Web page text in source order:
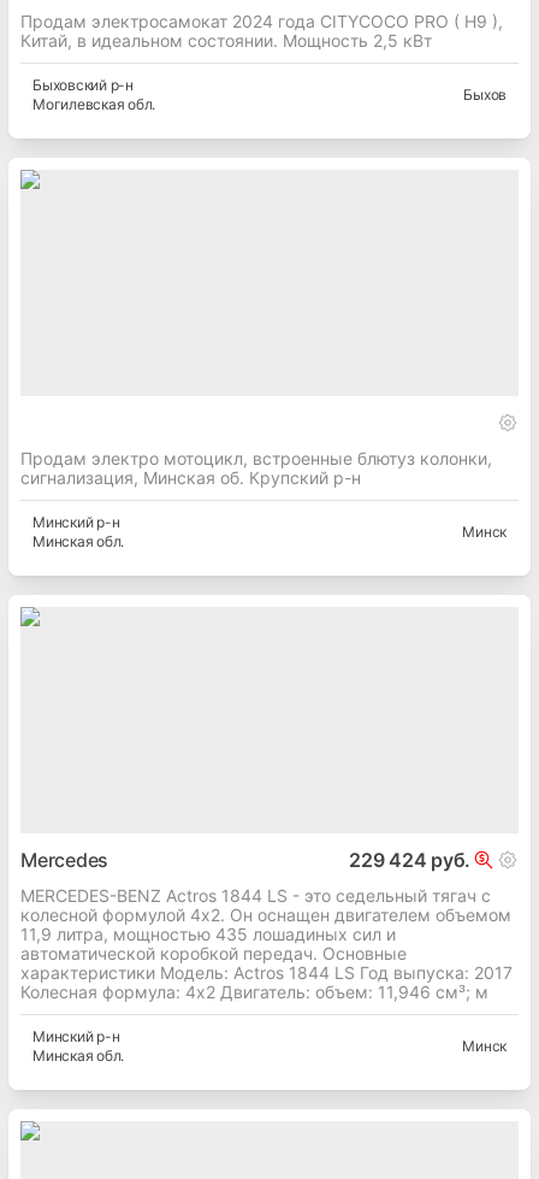
Продам электросамокат 2024 года CITYCOCO PRO ( H9 ),
Китай, в идеальном состоянии. Мощность 2,5 кВт
Быховскийр-н
Могилевская обл.
Быхов
Продам электро мотоцикл, встроенные блютуз колонки,
сигнализация, Минская об. Крупский р-н
Минскийр-н
Минская обл.
Минск
Mercedes 229 424 руб.
MERCEDES-BENZ Actros 1844 LS - это седельный тягач с
колесной формулой 4x2. Он оснащен двигателем объемом
11,9 литра, мощностью 435 лошадиных сил и
автоматической коробкой передач. Основные
характеристики Модель: Actros 1844 LS Год выпуска: 2017
Колесная формула: 4x2 Двигатель: объем: 11,946 см³; м
Минскийр-н
Минская обл.
Минск